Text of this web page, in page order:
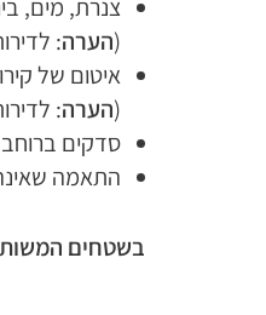
צנרת, מים,
(הערה: לדירות שנקנו
איטום של
(הערה: לדירות שנקנו
סדקים ברוחב של יותר מ-1.5 מ"מ
התאמה שאינה
בשטחים